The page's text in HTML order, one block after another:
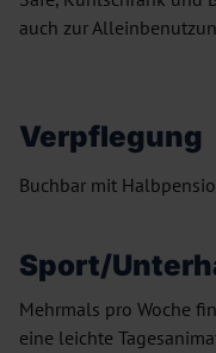
auch zur
Verpflegung
Buchbar mit
Sport/
Mehrmals pro Woche
eine leichte